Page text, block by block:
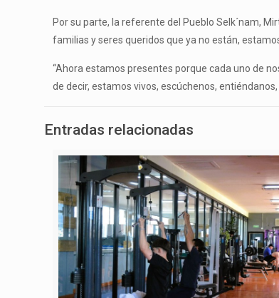
Por su parte, la referente del Pueblo Selk´nam,
familias y seres queridos que ya no están,
“Ahora estamos presentes porque cada uno de
de decir, estamos vivos, escúchenos,
Entradas relacionadas